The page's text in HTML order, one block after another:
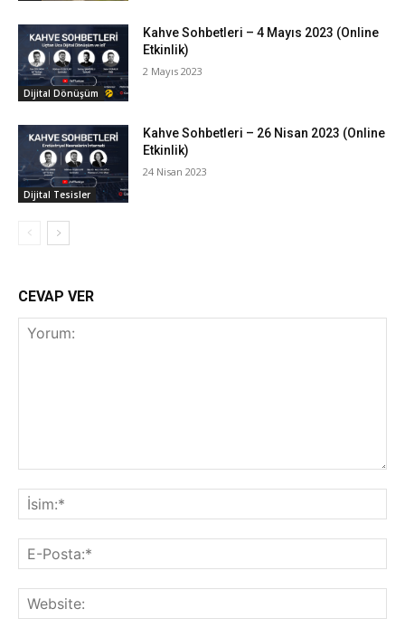
Dijital Dönüşüm
Kahve Sohbetleri – 4 Mayıs 2023 (Online
Etkinlik)
2 Mayıs 2023
Dijital Tesisler
Kahve Sohbetleri – 26 Nisan 2023 (Online
Etkinlik)
24 Nisan 2023
CEVAP VER